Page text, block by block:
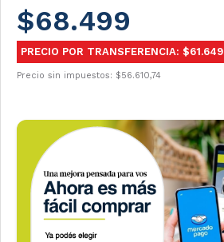
$68.499
PRECIO POR TRANSFERENCIA: $61.649
Precio sin impuestos: $56.610,74